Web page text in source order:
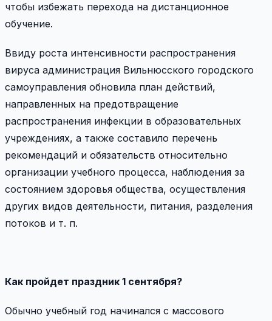
чтобы избежать перехода на дистанционное
обучение.
Ввиду роста интенсивности распространения
вируса администрация Вильнюсского городского
самоуправления обновила план действий,
направленных на предотвращение
распространения инфекции в образовательных
учреждениях, а также составило перечень
рекомендаций и обязательств относительно
организации учебного процесса, наблюдения за
состоянием здоровья общества, осуществления
других видов деятельности, питания, разделения
потоков и т. п.
Как пройдет праздник 1 сентября?
Обычно учебный год начинался с массового